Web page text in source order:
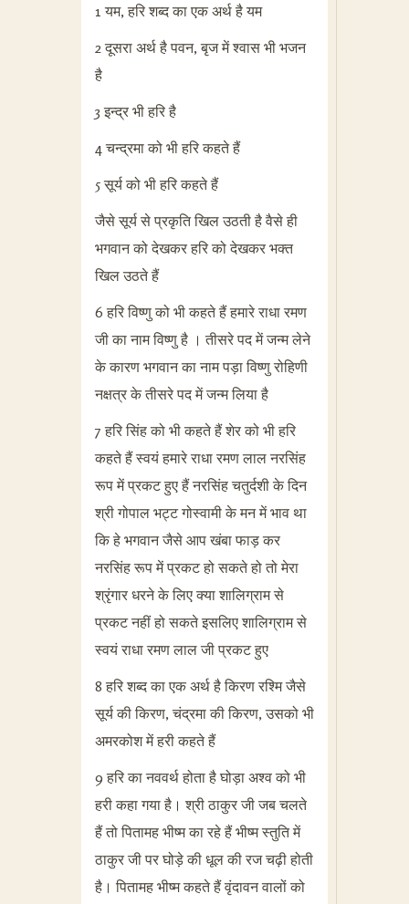
1 यम, हरि शब्द का एक अर्थ है यम
2 दूसरा अर्थ है पवन, बृज में श्वास भी भजन
है
3 इन्द्र भी हरि है
4 चन्द्रमा को भी हरि कहते हैं
5 सूर्य को भी हरि कहते हैं
जैसे सूर्य से प्रकृति खिल उठती है वैसे ही
भगवान को देखकर हरि को देखकर भक्त
खिल उठते हैं
6 हरि विष्णु को भी कहते हैं हमारे राधा रमण
जी का नाम विष्णु है । तीसरे पद में जन्म लेने
के कारण भगवान का नाम पड़ा विष्णु रोहिणी
नक्षत्र के तीसरे पद में जन्म लिया है
7 हरि सिंह को भी कहते हैं शेर को भी हरि
कहते हैं स्वयं हमारे राधा रमण लाल नरसिंह
रूप में प्रकट हुए हैं नरसिंह चतुर्दशी के दिन
श्री गोपाल भट्ट गोस्वामी के मन में भाव था
कि हे भगवान जैसे आप खंबा फाड़ कर
नरसिंह रूप में प्रकट हो सकते हो तो मेरा
श्रृंगार धरने के लिए क्या शालिग्राम से
प्रकट नहीं हो सकते इसलिए शालिग्राम से
स्वयं राधा रमण लाल जी प्रकट हुए
8 हरि शब्द का एक अर्थ है किरण रश्मि जैसे
सूर्य की किरण, चंद्रमा की किरण, उसको भी
अमरकोश में हरी कहते हैं
9 हरि का नववर्थ होता है घोड़ा अश्व को भी
हरी कहा गया है। श्री ठाकुर जी जब चलते
हैं तो पितामह भीष्म का रहे हैं भीष्म स्तुति में
ठाकुर जी पर घोड़े की धूल की रज चढ़ी होती
है। पितामह भीष्म कहते हैं वृंदावन वालों को